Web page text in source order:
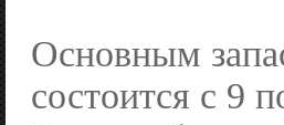
Основным
состоится с 9